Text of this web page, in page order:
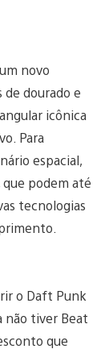
novo
dourado e
icônica
Para
espacial,
podem até
tecnologias
o Daft Punk
não tiver Beat
que